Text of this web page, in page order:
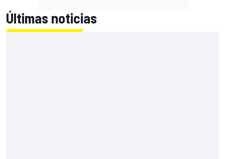
Últimas noticias